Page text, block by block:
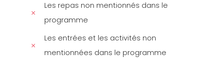
Les repas non mentionnés dans le
programme
Les entrées et les activités non
mentionnées dans le programme